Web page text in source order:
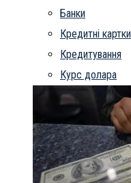
Банки
Кредитні картки
Кредитування
Курс долара